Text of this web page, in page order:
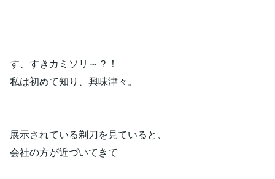
す、すきカミソリ～？！
私は初めて知り、興味津々。
展示されている剃刀を見ていると、
会社の方が近づいてきて